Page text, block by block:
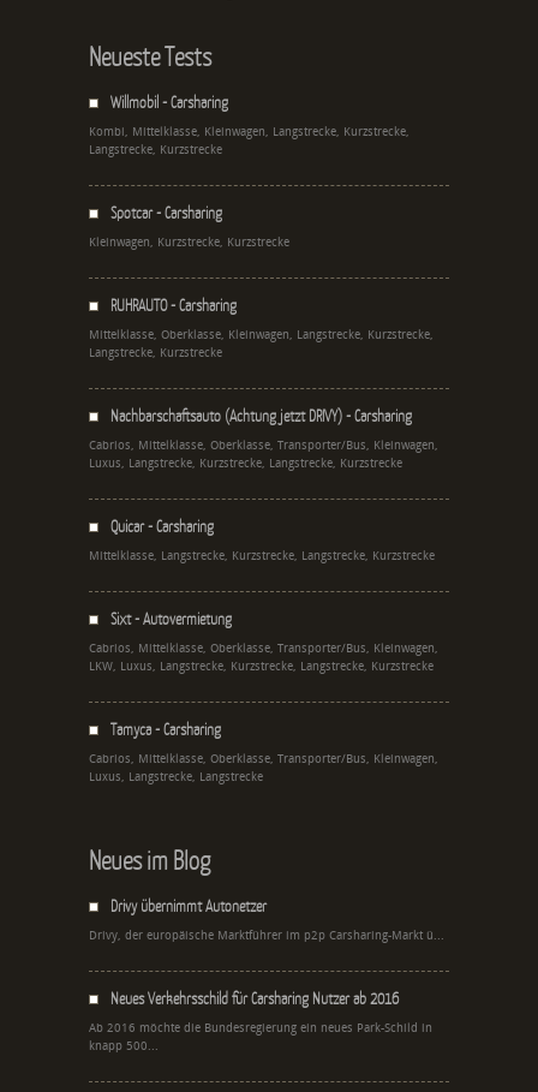
Neueste Tests
Willmobil - Carsharing
Kombi, Mittelklasse, Kleinwagen, Langstrecke, Kurzstrecke,
Langstrecke, Kurzstrecke
Spotcar - Carsharing
Kleinwagen, Kurzstrecke, Kurzstrecke
RUHRAUTO - Carsharing
Mittelklasse, Oberklasse, Kleinwagen, Langstrecke, Kurzstrecke,
Langstrecke, Kurzstrecke
Nachbarschaftsauto (Achtung jetzt DRIVY) - Carsharing
Cabrios, Mittelklasse, Oberklasse, Transporter/Bus, Kleinwagen,
Luxus, Langstrecke, Kurzstrecke, Langstrecke, Kurzstrecke
Quicar - Carsharing
Mittelklasse, Langstrecke, Kurzstrecke, Langstrecke, Kurzstrecke
Sixt - Autovermietung
Cabrios, Mittelklasse, Oberklasse, Transporter/Bus, Kleinwagen,
LKW, Luxus, Langstrecke, Kurzstrecke, Langstrecke, Kurzstrecke
Tamyca - Carsharing
Cabrios, Mittelklasse, Oberklasse, Transporter/Bus, Kleinwagen,
Luxus, Langstrecke, Langstrecke
Neues im Blog
Drivy übernimmt Autonetzer
Drivy, der europäische Marktführer im p2p Carsharing-Markt ü...
Neues Verkehrsschild für Carsharing Nutzer ab 2016
Ab 2016 möchte die Bundesregierung ein neues Park-Schild in
knapp 500...